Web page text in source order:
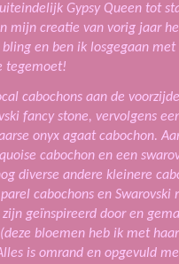
Gypsy Queen tot
mijn creatie van vorig jaar
en ben ik losgegaan
tegemoet!
cabochons aan de
fancy stone, vervolgens
onyx agaat cabochon.
cabochon en een
diverse andere kleinere
cabochons en
geïnspireerd door en
bloemen heb ik met
is omrand en opgevuld